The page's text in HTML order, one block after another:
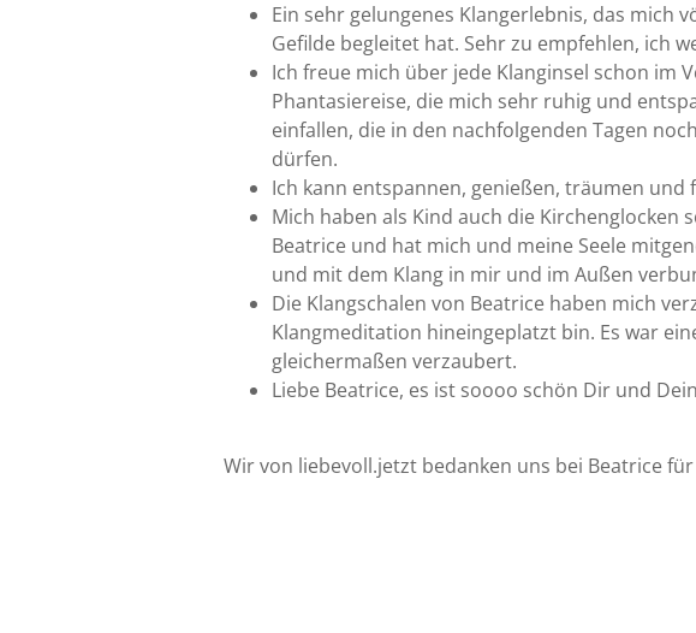
Ein sehr gelungenes Klangerlebnis, das mich
Gefilde begleitet hat. Sehr zu empfehlen, ich
Ich freue mich über jede Klanginsel schon im
Phantasiereise, die mich sehr ruhig und
einfallen, die in den nachfolgenden Tagen
dürfen.
Ich kann entspannen, genießen, träumen
Mich haben als Kind auch die
Beatrice und hat mich und meine Seele
und mit dem Klang in mir und im Außen
Die Klangschalen von Beatrice haben mich
Klangmeditation hineingeplatzt bin. Es war
gleichermaßen verzaubert.
Liebe Beatrice, es ist soooo schön Dir und
Wir von liebevoll.jetzt bedanken uns bei Beatrice